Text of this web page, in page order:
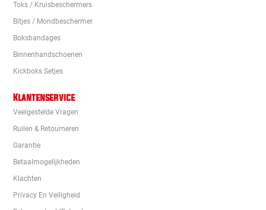
Toks / Kruisbeschermers
Bitjes / Mondbeschermer
Boksbandages
Binnenhandschoenen
Kickboks Setjes
Klantenservice
Veelgestelde Vragen
Ruilen & Retourneren
Garantie
Betaalmogelijkheden
Klachten
Privacy En Veiligheid